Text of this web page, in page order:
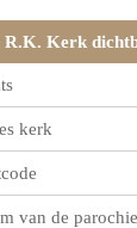
R.K. Kerk
kerk
van de parochie